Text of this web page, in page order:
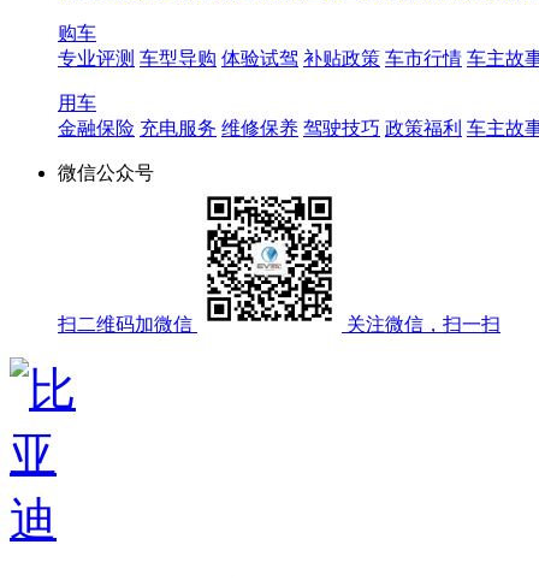
购车
专业评测 车型导购 体验试驾 补贴政策 车市行情 车主故
用车
金融保险 充电服务 维修保养 驾驶技巧 政策福利 车主故
微信公众号
扫二维码加微信 关注微信，扫一扫